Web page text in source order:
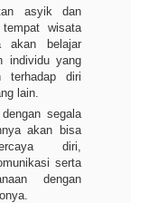
asyik dan
wisata
akan belajar
individu yang
terhadap diri
lain.
segala
akan bisa
diri,
serta
dengan